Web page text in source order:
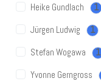
Heike Gundlach 1
Jürgen Ludwig 1
Stefan Wogawa 1
Yvonne Gerngross